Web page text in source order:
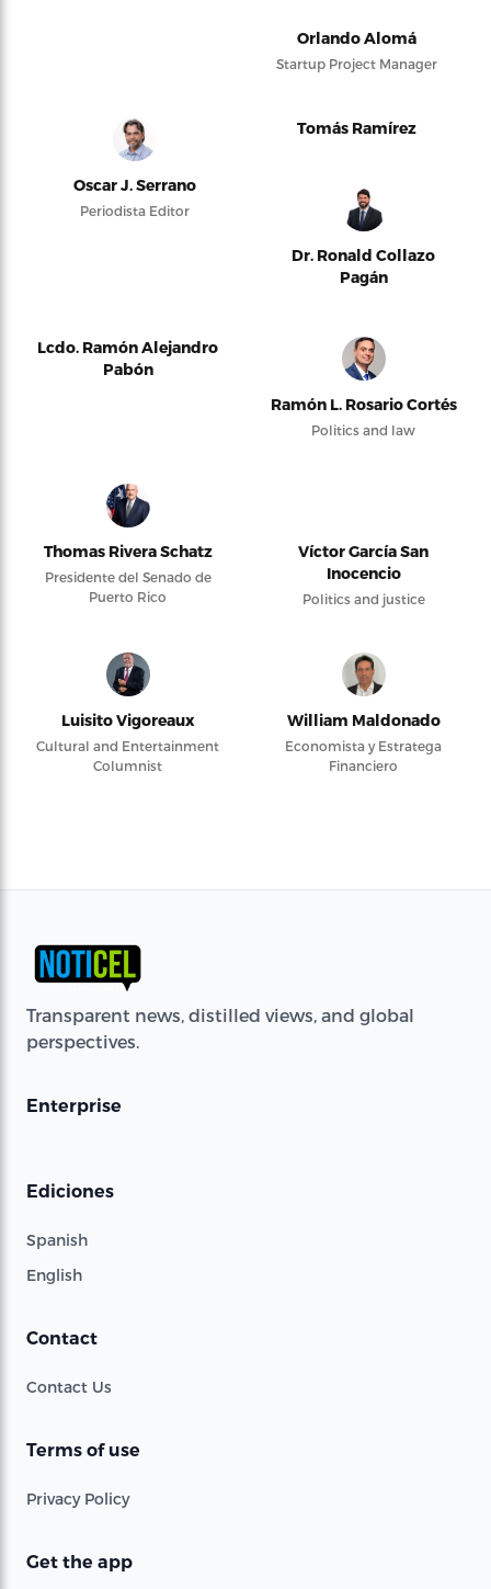
Orlando Alomá
Startup Project Manager
Oscar J. Serrano
Periodista Editor
Tomás Ramírez
Dr. Ronald Collazo
Pagán
Lcdo. Ramón Alejandro
Pabón
Ramón L. Rosario Cortés
Politics and law
Thomas Rivera Schatz
Presidente del Senado de
Puerto Rico
Víctor García San
Inocencio
Politics and justice
Luisito Vigoreaux
Cultural and Entertainment
Columnist
William Maldonado
Economista y Estratega
Financiero
Transparent news, distilled views, and global
perspectives.
Enterprise
Ediciones
Spanish
English
Contact
Contact Us
Terms of use
Privacy Policy
Get the app